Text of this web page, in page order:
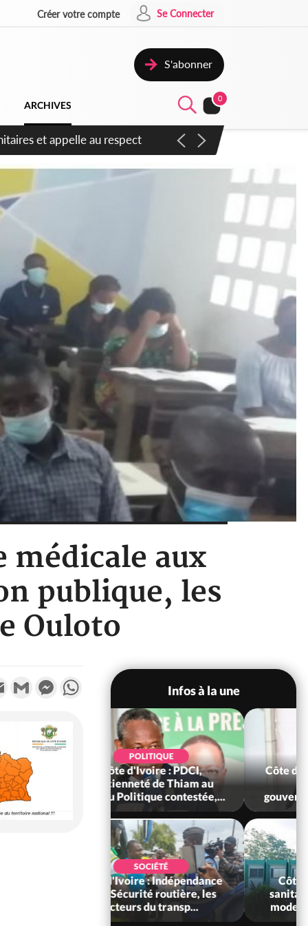
Créer votre compte Se Connecter
S'abonner
ARCHIVES
0
et appelle au respect
médicale aux
publique, les
Ouloto
Email Gmail MessengerWhatsApp
Infos à la une
: PDCI,
de Thiam au
contestée,...
SOCIÉTÉ
Côte d'Ivoire : Réforme de la
société civile, le
gouvernement valide six dé...
SANTÉ
Côte d'Ivoire : Réforme
sanitaire, le gouvernement
modernise ses structures...